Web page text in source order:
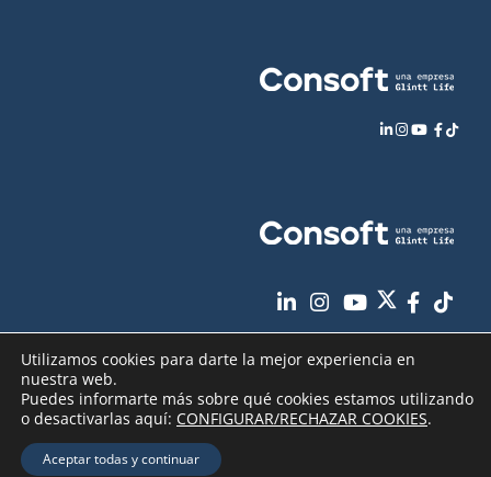
Copyright2026 - Consoft |Aviso Legal
Política de Cookies|Seguridad de sus datos
Utilizamos cookies para darte la mejor experiencia en
nuestra web.
Puedes informarte más sobre qué cookies estamos utilizando
o desactivarlas aquí: CONFIGURAR/RECHAZAR COOKIES.
Aceptar todas y continuar